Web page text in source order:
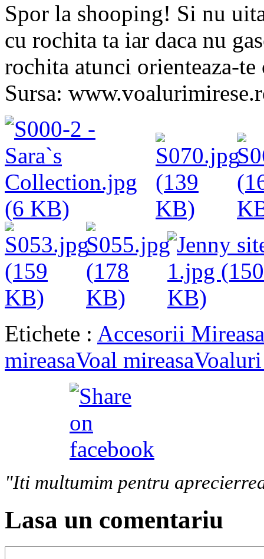
Spor la shooping! Si nu
cu rochita ta iar daca nu
rochita atunci orienteaza-
Sursa:
Etichete : Accesorii Mireasa
mireasaVoal mireasa
"Iti multumim pentru
Lasa un comentariu